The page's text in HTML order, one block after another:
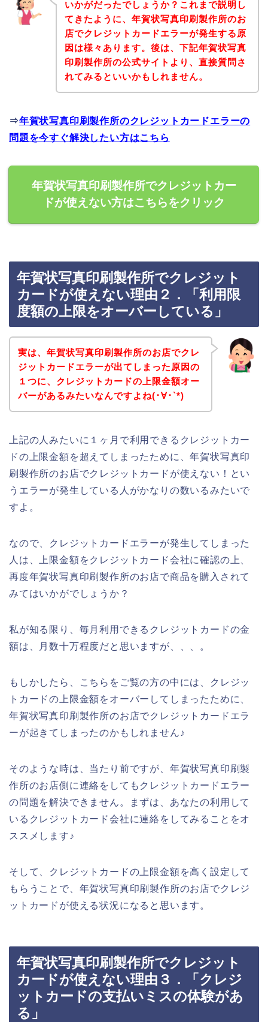
いかがだったでしょうか？これまで説明し
てきたように、年賀状写真印刷製作所のお
店でクレジットカードエラーが発生する原
因は様々あります。後は、下記年賀状写真
印刷製作所の公式サイトより、直接質問さ
れてみるといいかもしれません。
⇒年賀状写真印刷製作所のクレジットカードエラーの
問題を今すぐ解決したい方はこちら
年賀状写真印刷製作所でクレジットカー
ドが使えない方はこちらをクリック
年賀状写真印刷製作所でクレジット
カードが使えない理由２．「利用限
度額の上限をオーバーしている」
実は、年賀状写真印刷製作所のお店でクレ
ジットカードエラーが出てしまった原因の
１つに、クレジットカードの上限金額オー
バーがあるみたいなんですよね(･∀･`*)
上記の人みたいに１ヶ月で利用できるクレジットカー
ドの上限金額を超えてしまったために、年賀状写真印
刷製作所のお店でクレジットカードが使えない！とい
うエラーが発生している人がかなりの数いるみたいで
すよ。
なので、クレジットカードエラーが発生してしまった
人は、上限金額をクレジットカード会社に確認の上、
再度年賀状写真印刷製作所のお店で商品を購入されて
みてはいかがでしょうか？
私が知る限り、毎月利用できるクレジットカードの金
額は、月数十万程度だと思いますが、、、。
もしかしたら、こちらをご覧の方の中には、クレジッ
トカードの上限金額をオーバーしてしまったために、
年賀状写真印刷製作所のお店でクレジットカードエラ
ーが起きてしまったのかもしれません♪
そのような時は、当たり前ですが、年賀状写真印刷製
作所のお店側に連絡をしてもクレジットカードエラー
の問題を解決できません。まずは、あなたの利用して
いるクレジットカード会社に連絡をしてみることをオ
ススメします♪
そして、クレジットカードの上限金額を高く設定して
もらうことで、年賀状写真印刷製作所のお店でクレジ
ットカードが使える状況になると思います。
年賀状写真印刷製作所でクレジット
カードが使えない理由３．「クレジ
ットカードの支払いミスの体験があ
る」